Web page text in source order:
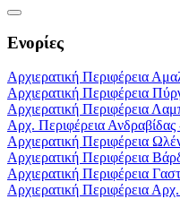
Ενορίες
Αρχιερατική Περιφέρεια
Αρχιερατική Περιφέρεια
Αρχιερατική Περιφέρεια
Αρχ. Περιφέρεια
Αρχιερατική Περιφέρεια
Αρχιερατική Περιφέρεια
Αρχιερατική Περιφέρεια
Αρχιερατική Περιφέρεια